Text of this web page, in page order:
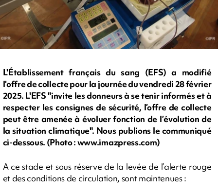
L'Établissement français du sang (EFS) a modifié
l'offre de collecte pour la journée du vendredi 28 février
2025. L'EFS "invite les donneurs à se tenir informés et à
respecter les consignes de sécurité, l’offre de collecte
peut être amenée à évoluer fonction de l’évolution de
la situation climatique". Nous publions le communiqué
ci-dessous. (Photo : www.imazpress.com)
A ce stade et sous réserve de la levée de l’alerte rouge
et des conditions de circulation, sont maintenues :